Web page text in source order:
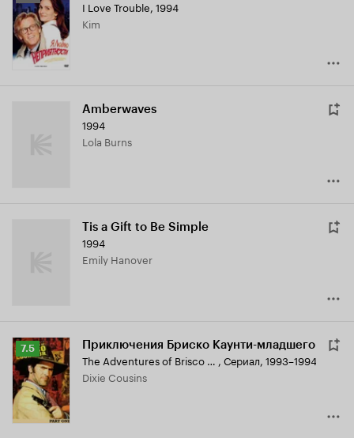
Кинопоиска
6.8
I Love Trouble, 1994
Kim
Amberwaves
1994
Lola Burns
Tis a Gift to Be Simple
1994
Emily Hanover
Рейтинг
Кинопоиска
7.5
7.5 Приключения Бриско Каунти-младшего
The Adventures of Brisco County, Jr. , Сериал, 1993–1994
Dixie Cousins